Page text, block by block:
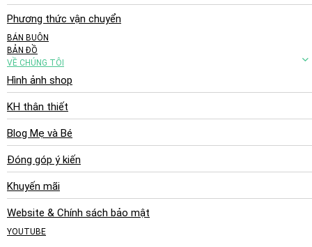
Phương thức vận chuyển
BÁN BUÔN
BẢN ĐỒ
VỀ CHÚNG TÔI
Hình ảnh shop
KH thân thiết
Blog Mẹ và Bé
Đóng góp ý kiến
Khuyến mãi
Website & Chính sách bảo mật
YOUTUBE